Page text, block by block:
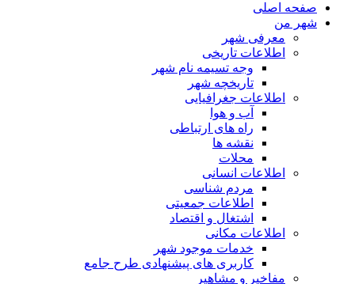
صفحه اصلی
شهر من
معرفی شهر
اطلاعات تاریخی
وجه تسیمه نام شهر
تاریخچه شهر
اطلاعات جغرافیایی
آب و هوا
راه های ارتباطی
نقشه ها
محلات
اطلاعات انسانی
مردم شناسی
اطلاعات جمعیتی
اشتغال و اقتصاد
اطلاعات مکانی
خدمات موجود شهر
کاربری های پیشنهادی طرح جامع
مفاخیر و مشاهیر